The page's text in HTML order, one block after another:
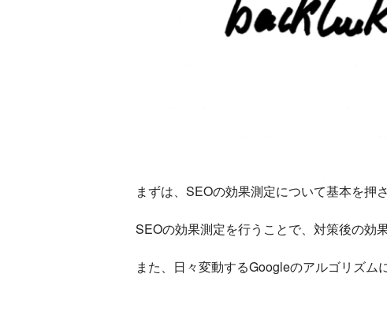
まずは、SEOの効果測定について基本を押
SEOの効果測定を行うことで、対策後の効
また、日々変動するGoogleのアルゴリズム